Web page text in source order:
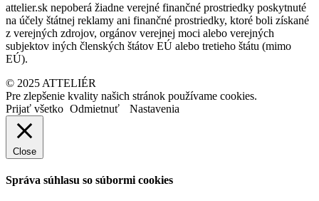
attelier.sk nepoberá žiadne verejné finančné prostriedky poskytnuté
na účely štátnej reklamy ani finančné prostriedky, ktoré boli získané
z verejných zdrojov, orgánov verejnej moci alebo verejných
subjektov iných členských štátov EÚ alebo tretieho štátu (mimo
EÚ).
© 2025 ATTELIÉR
Pre zlepšenie kvality našich stránok používame cookies.
Prijať všetko Odmietnuť Nastavenia
Close
Správa súhlasu so súbormi cookies